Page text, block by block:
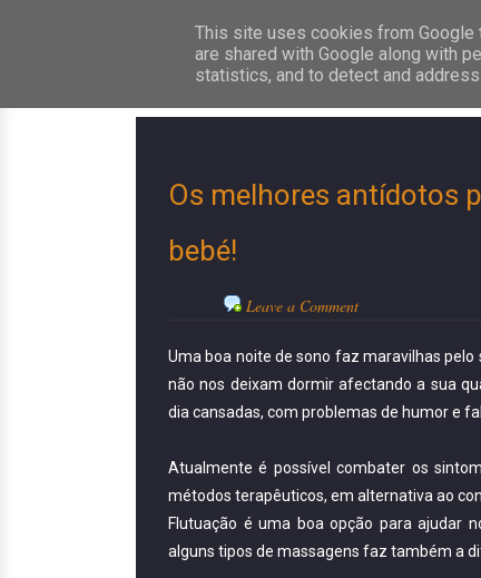
Os melhores antídotos
bebé!
Leave a Comment
Uma boa noite de sono faz maravilhas
não nos deixam dormir afectando a sua
dia cansadas, com problemas de humor e
Atualmente é possível combater os
métodos terapêuticos, em alternativa ao
Flutuação é uma boa opção para ajudar
alguns tipos de massagens faz também a
This site uses cookies from Google
are shared with Google along with
statistics, and to detect and